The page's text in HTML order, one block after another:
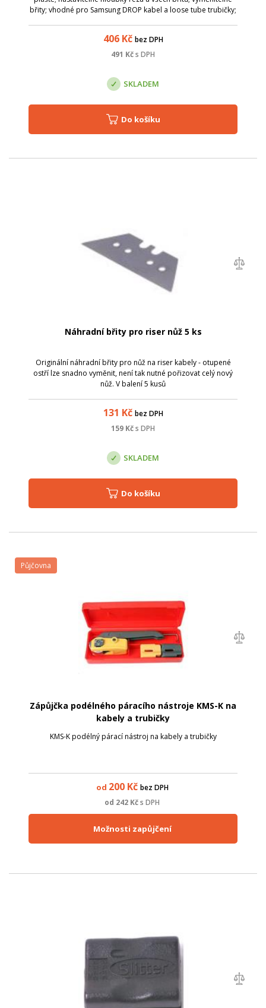
břity; vhodné pro Samsung DROP kabel a loose tube trubičky;
406Kč bez DPH
491 Kčs DPH
SKLADEM
Do košíku
Náhradní břity pro riser nůž 5 ks
Originální náhradní břity pro nůž na riser kabely - otupené
ostří lze snadno vyměnit, není tak nutné pořizovat celý nový
nůž. V balení 5 kusů
131 Kč bez DPH
159 Kčs DPH
SKLADEM
Do košíku
Zápůjčka podélného páracího nástroje KMS-K na
kabely a trubičky
KMS-K podélný párací nástroj na kabely a trubičky
od 200Kč bez DPH
od 242 Kčs DPH
Půjčovna
Možnosti zapůjčení